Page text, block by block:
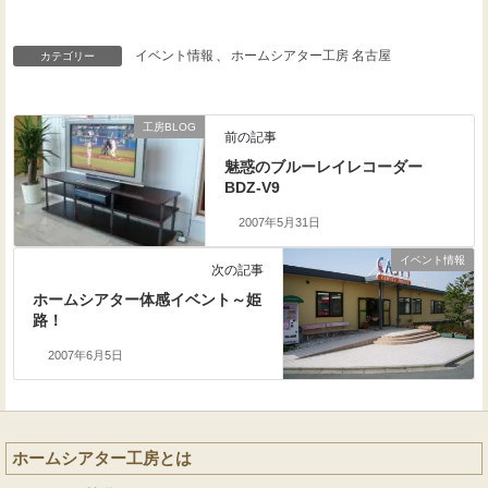
カテゴリー イベント情報 ホームシアター工房 名古屋
工房BLOG
前の記事
魅惑のブルーレイレコーダー
BDZ-V9
2007年5月31日
イベント情報
次の記事
ホームシアター体感イベント～姫
路！
2007年6月5日
ホームシアター工房とは